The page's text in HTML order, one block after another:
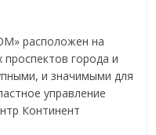
расположен на
проспектов города и
и значимыми для
управление
Континент